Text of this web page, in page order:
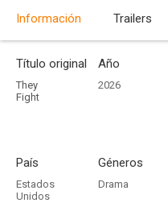
Información Trailers
Título original
They
Fight
Año
2026
País
Estados
Unidos
Géneros
Drama